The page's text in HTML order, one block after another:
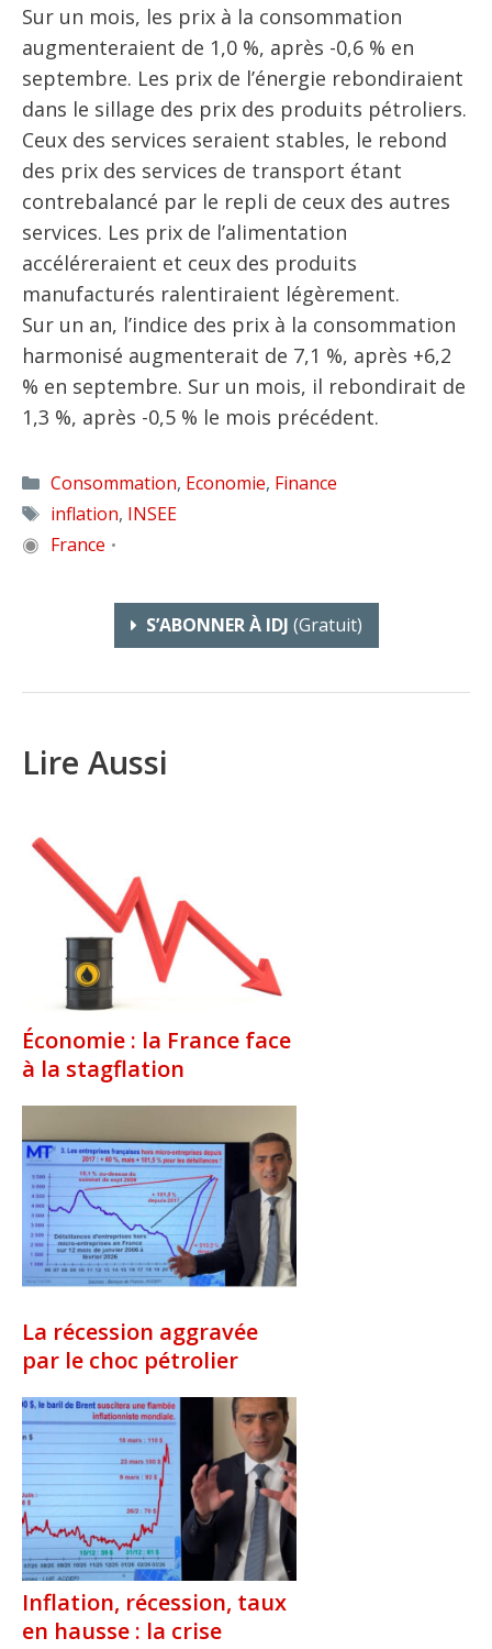
Sur un mois, les prix à la consommation
augmenteraient de 1,0 %, après -0,6 % en
septembre. Les prix de l’énergie rebondiraient
dans le sillage des prix des produits pétroliers.
Ceux des services seraient stables, le rebond
des prix des services de transport étant
contrebalancé par le repli de ceux des autres
services. Les prix de l’alimentation
accéléreraient et ceux des produits
manufacturés ralentiraient légèrement.
Sur un an, l’indice des prix à la consommation
harmonisé augmenterait de 7,1 %, après +6,2
% en septembre. Sur un mois, il rebondirait de
1,3 %, après -0,5 % le mois précédent.
Catégories
Consommation, Economie, Finance
Étiquettes
inflation, INSEE
◉ France •
S’ABONNER À IDJ (gratuit)
Lire Aussi
Économie : la France face
à la stagflation
La récession aggravée
par le choc pétrolier
Inflation, récession, taux
en hausse : la crise